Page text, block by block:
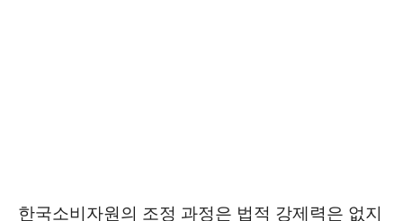
한국소비자원의 조정 과정은 법적 강제력은 없지